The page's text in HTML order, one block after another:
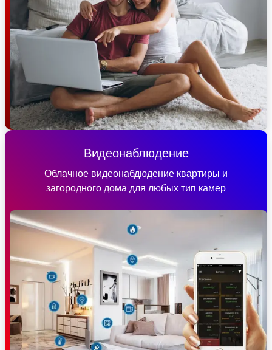
Видеонаблюдение
Облачное видеонабдюдение квартиры и
загородного дома для любых тип камер